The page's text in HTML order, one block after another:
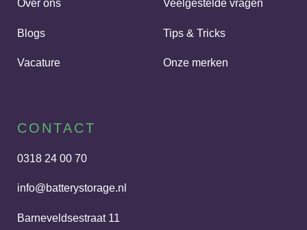
kiezen waarvoor u uw thuisbatterij wil
gebruiken. Wilt u vooral uw zelfconsumptie
kunt uw thuisbatterij hier zelf op instellen op
handelen’, of ‘onbalans handelen’.
Over ons
Blogs
Vacature
Veelgestelde vragen
Tips & Tricks
Onze merken
CONTACT
0318 24 00 70
info@batterystorage.nl
Barneveldsestraat 11